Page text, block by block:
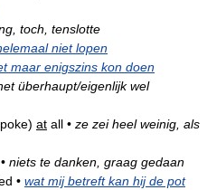
toch, tenslotte
niet lopen
maar enigszins kon doen
überhaupt/eigenlijk wel
at all • ze zei heel weinig, als
• niets te danken, graag gedaan
• wat mij betreft kan hij de pot